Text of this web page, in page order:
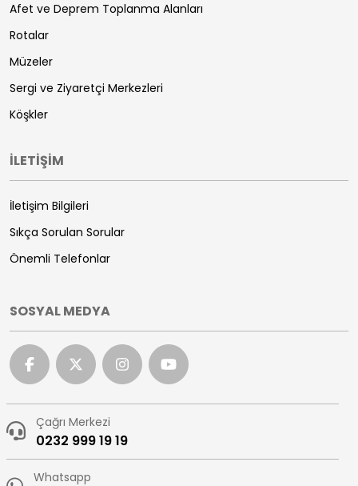
Afet ve Deprem Toplanma Alanları
Rotalar
Müzeler
Sergi ve Ziyaretçi Merkezleri
Köşkler
İLETİŞİM
İletişim Bilgileri
Sıkça Sorulan Sorular
Önemli Telefonlar
SOSYAL MEDYA
Çağrı Merkezi
0232 999 19 19
Whatsapp